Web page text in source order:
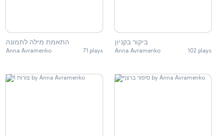
התאמת מילה לתמונה
Anna Avramenko 71 plays
ביקור בקניון
Anna Avramenko 102 plays